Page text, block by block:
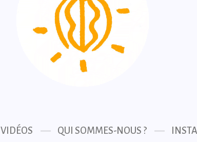
VIDÉOS QUI SOMMES-NOUS ?